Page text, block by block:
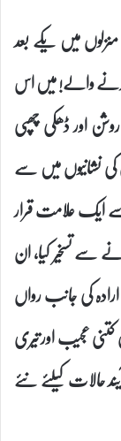
منزلوں میں یکے بعد
والے! میں اس
اور ڈھکی چھپی
کی نشانیوں میں سے
سے ایک علامت قرار
سے تسخیر کیا، ان
کی جانب رواں
عجیب اور تیری
حالات کیلئے نئے